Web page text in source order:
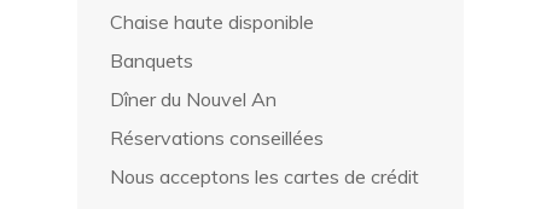
Chaise haute disponible
Banquets
Dîner du Nouvel An
Réservations conseillées
Nous acceptons les cartes de crédit